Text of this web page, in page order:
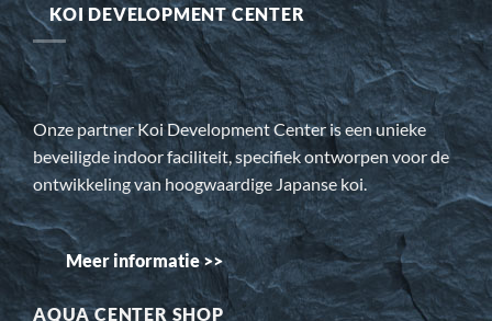
KOI DEVELOPMENT CENTER
Onze partner Koi Development Center is een unieke
beveiligde indoor faciliteit, specifiek ontworpen voor de
ontwikkeling van hoogwaardige Japanse koi.
Meer informatie >>
AQUA CENTER SHOP